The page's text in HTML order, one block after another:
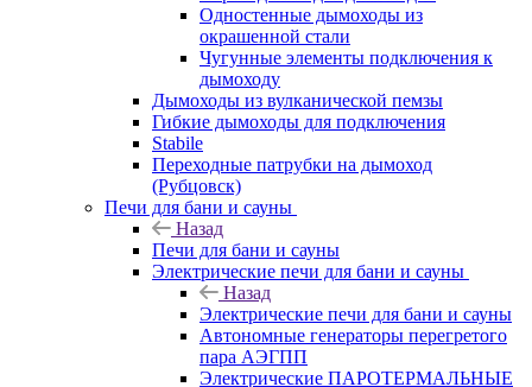
Одностенные дымоходы из
окрашенной стали
Чугунные элементы подключения к
дымоходу
Дымоходы из вулканической пемзы
Гибкие дымоходы для подключения
Stabile
Переходные патрубки на дымоход
(Рубцовск)
Печи для бани и сауны
Назад
Печи для бани и сауны
Электрические печи для бани и сауны
Назад
Электрические печи для бани и сауны
Автономные генераторы перегретого
пара АЭГПП
Электрические ПАРОТЕРМАЛЬНЫЕ